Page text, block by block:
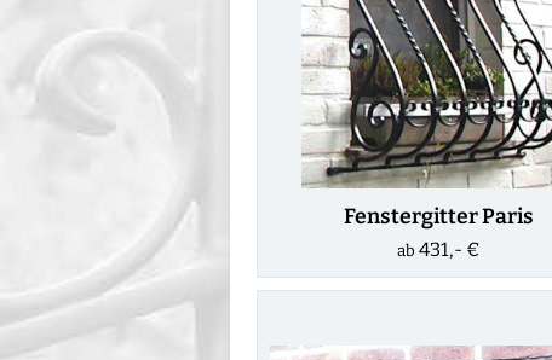
Fenstergitter Paris
ab 431,- €